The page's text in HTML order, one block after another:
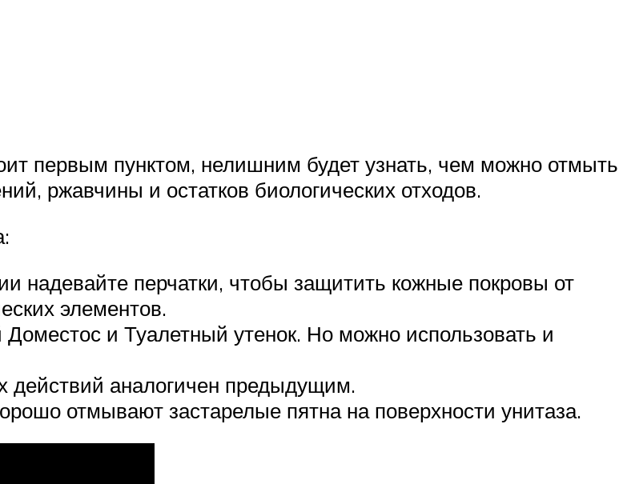
первым пунктом, нелишним будет узнать, чем можно отмыть
ржавчины и остатков биологических отходов.
надевайте перчатки, чтобы защитить кожные покровы от
элементов.
и Туалетный утенок. Но можно использовать и
действий аналогичен предыдущим.
отмывают застарелые пятна на поверхности унитаза.